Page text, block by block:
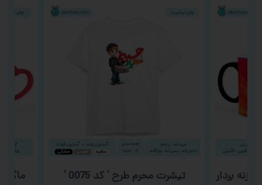
بردار تیشرت محرم طرح ‘ کد 0075 ‘ ماگ